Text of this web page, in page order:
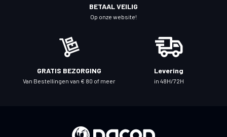
BETAAL VEILIG
Op onze website!
GRATIS BEZORGING
Van Bestellingen van € 80 of meer
Levering
in 48H/72H